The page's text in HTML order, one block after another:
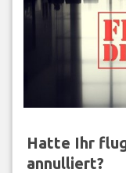
Hatte Ihr
annulliert?